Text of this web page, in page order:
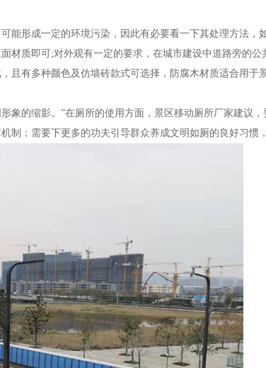
形成一定的环境污染，因此有必要看一下其处理方法，
材质即可;对外观有一定的要求，在城市建设中道路旁的
且有多种颜色及仿墙砖款式可选择，防腐木材质适合用于
的缩影。”在厕所的使用方面，景区移动厕所厂家建议，
制；需要下更多的功夫引导群众养成文明如厕的良好习惯